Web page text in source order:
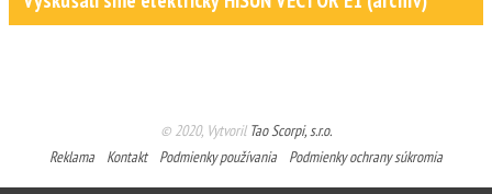
© 2020, Vytvoril Tao Scorpi, s.r.o.
Reklama
Kontakt Podmienky používania Podmienky ochrany súkromia